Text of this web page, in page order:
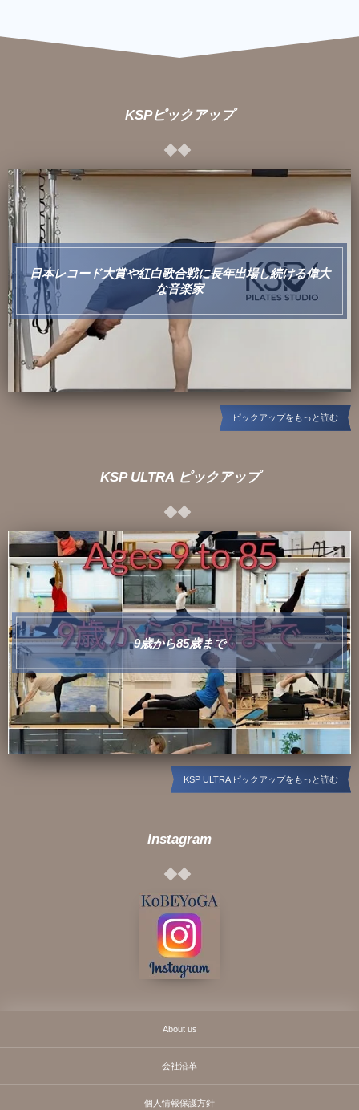
KSPピックアップ
日本レコード大賞や紅白歌合戦に長年出場し続ける偉大
な音楽家
ピックアップをもっと読む
KSP ULTRA ピックアップ
9歳から85歳まで
KSP ULTRA ピックアップをもっと読む
Instagram
About us
会社沿革
個人情報保護方針